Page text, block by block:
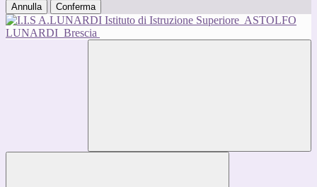
Annulla Conferma
Istituto di Istruzione Superiore ASTOLFO
LUNARDI Brescia